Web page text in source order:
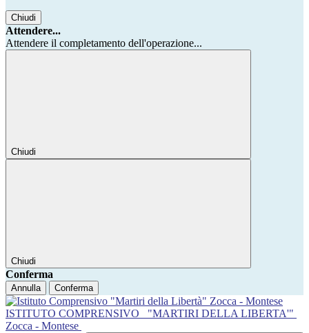
Chiudi
Attendere...
Attendere il completamento dell'operazione...
Chiudi
Chiudi
Conferma
Annulla Conferma
ISTITUTO COMPRENSIVO
"MARTIRI DELLA LIBERTA'"
Zocca - Montese